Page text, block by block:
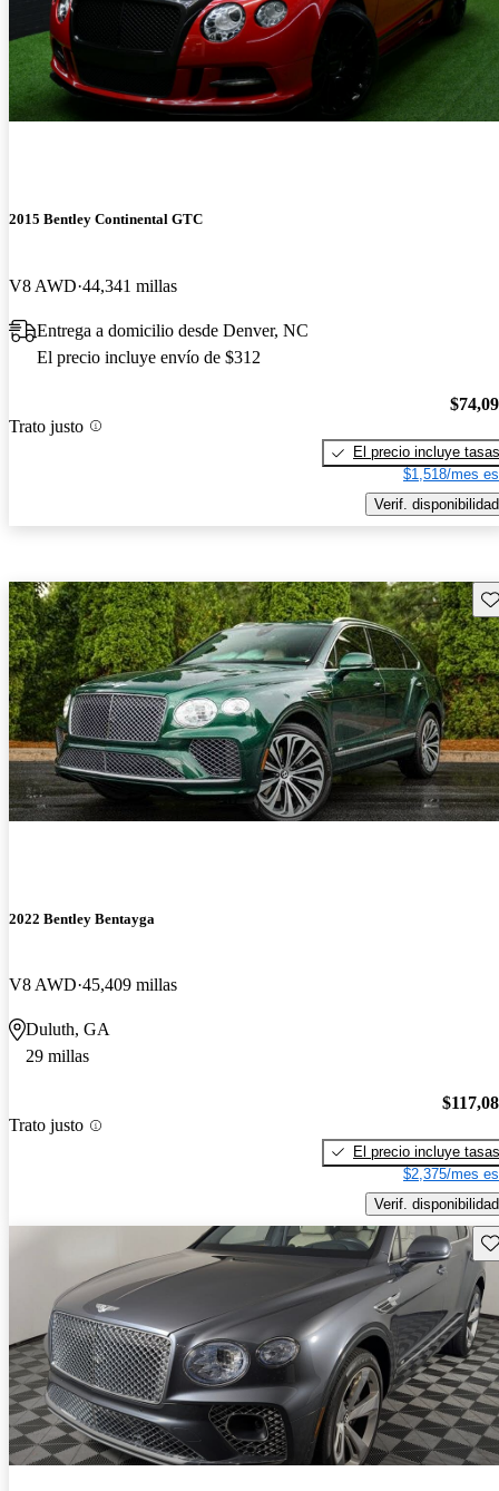
2015 Bentley Continental GTC
V8 AWD 44,341 millas
Entrega a domicilio desde Denver, NC
El precio incluye envío de $312
Trato justo
El precio incluye tasas
$1,518/mes
Verif. disponibilidad
2022 Bentley Bentayga
V8 AWD 45,409 millas
Duluth, GA
29 millas
Trato justo
El precio incluye tasas
$2,375/mes
Verif. disponibilidad